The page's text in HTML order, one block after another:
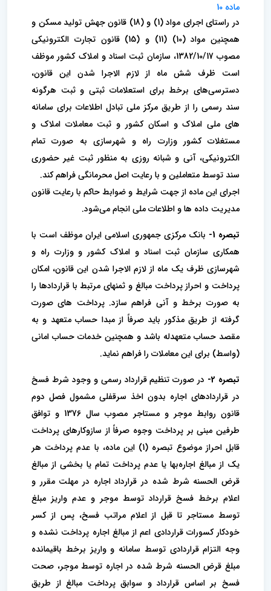
ماده 10
در راستای اجرای مواد (1) و (18) قانون جهش تولید مسکن و
همچنین مواد (10) (11) و (15) قانون تجارت الکترونیکی
مصوب 1382/10/17، سازمان ثبت اسناد و املاک کشور موظف
است ظرف شش ماه از لازم الاجرا شدن این قانون،
دسترسی‌های برخط برای استعلامات ثبتی و ثبت هرگونه
سند رسمی را از طریق مرکز ملی تبادل اطلاعات برای سامانه
های ملی املاک و اسکان کشور و ثبت معاملات املاک و
مستغلات کشور وزارت راه و شهرسازی به صورت تمام
الکترونیکی، آنی و شبانه روزی به منظور ثبت غیر حضوری
سند توسط متعاملین و با رعایت اصل محرمانگی فراهم کند.
اجرای این ماده از جهت شرایط و ضوابط حاکم با رعایت قانون
مدیریت داده ها و اطلاعات ملی انجام می‌شود.
تبصره 1-
بانک مرکزی جمهوری اسلامی ایران موظف است با
همکاری سازمان ثبت اسناد و املاک کشور و وزارت راه و
شهرسازی ظرف یک ماه از لازم الاجرا شدن این قانون، امکان
پرداخت و احراز پرداخت مبالغ و ثمنهای مرتبط با قراردادها را
به صورت برخط و آنی فراهم سازد. پرداخت های صورت
گرفته از طریق مذکور باید صرفاً از مبدا حساب متعهد و به
مقصد حساب متعهدله باشد و همچنین خدمات حساب امانی
(واسط) برای این معاملات را فراهم نماید.
تبصره 2-
در صورت تنظیم قرارداد رسمی و وجود شرط فسخ
در قراردادهای اجاره بدون اخذ سرقفلی مشمول فصل دوم
قانون روابط موجر و مستاجر مصوب سال 1376 و توافق
طرفین مبنی بر پرداخت وجوه صرفاً از سازوکارهای پرداخت
قابل احراز موضوع تبصره (1) این ماده، با عدم پرداخت هر
یک از مبالغ اجاره‌بها یا عدم پرداخت تمام یا بخشی از مبالغ
قرض الحسنه شرط شده در قرارداد اجاره در مهلت مقرر و
اعلام برخط فسخ قرارداد توسط موجر و عدم واریز مبلغ
توسط مستاجر تا قبل از اعلام مراتب فسخ، پس از کسر
خودکار کسورات قراردادی اعم از مبالغ اجاره پرداخت نشده و
وجه التزام قراردادی توسط سامانه و واریز برخط باقیمانده
مبلغ قرض الحسنه شرط شده در اجاره توسط موجر، صحت
فسخ بر اساس قرارداد و سوابق پرداخت مبالغ از طریق